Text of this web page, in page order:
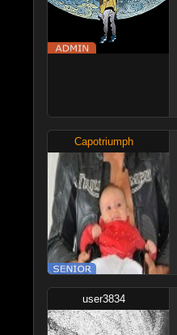
Capotriumph
user3834